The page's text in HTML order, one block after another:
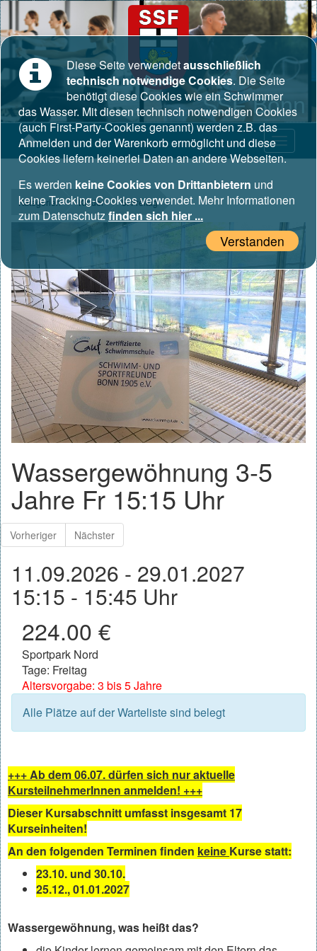
SSF Bonn
Kategorien Kinder 5. Freitag
Wassergewöhnung 3-5
Jahre Fr 15:15 Uhr
Vorheriger Nächster
11.09.2026 - 29.01.2027
15:15 - 15:45 Uhr
224.00 €
Sportpark Nord
Tage: Freitag
Altersvorgabe: 3 bis 5 Jahre
Alle Plätze auf der Warteliste sind belegt
+++ Ab dem 06.07. dürfen sich nur aktuelle
KursteilnehmerInnen anmelden! +++
Dieser Kursabschnitt umfasst insgesamt 17
Kurseinheiten!
An den folgenden Terminen finden keine Kurse statt:
23.10. und 30.10.
25.12., 01.01.2027
Wassergewöhnung, was heißt das?
Diese Seite verwendetausschließlich
technisch notwendige Cookies. Die Seite
benötigt diese Cookies wie ein Schwimmer
das Wasser. Mit diesen technisch notwendigen Cookies
(auch First-Party-Cookies genannt) werden z.B. das
Anmelden und der Warenkorb ermöglicht und diese
Cookies liefern keinerlei Daten an andere Webseiten.
Es werden keine Cookies von Drittanbietern und
keine Tracking-Cookies verwendet. Mehr Informationen
zum Datenschutzfinden sich hier ...
Verstanden